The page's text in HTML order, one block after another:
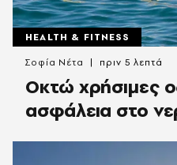
HEALTH & FITNESS
Οκτώ χρήσιμες
ασφάλεια στο
Σοφία Νέτα πριν 5 λεπτά